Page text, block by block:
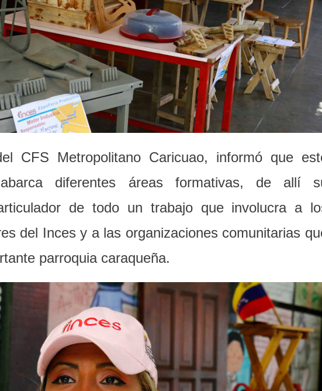
CFS Metropolitano Caricuao, informó que
diferentes áreas formativas, de allí
de todo un trabajo que involucra a
del Inces y a las organizaciones comunitarias
parroquia caraqueña.